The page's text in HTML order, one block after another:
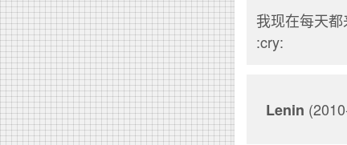
我现在每天
:cry:
Lenin